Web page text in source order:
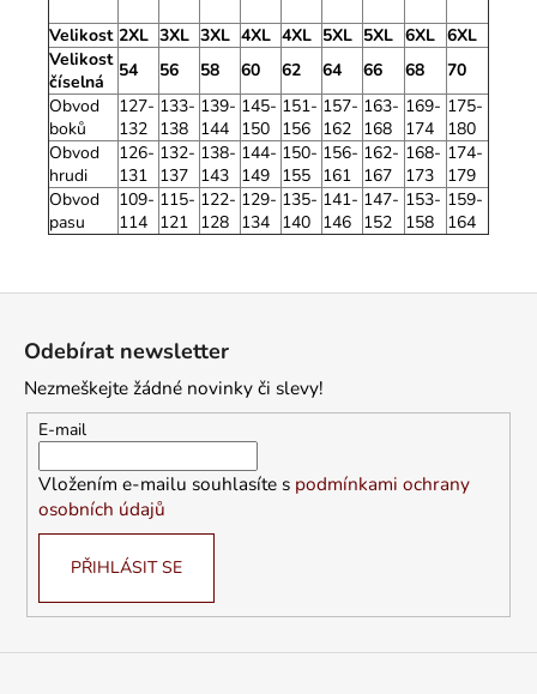
Velikost 2XL 3XL 3XL 4XL 4XL 5XL 5XL 6XL 6XL
Velikost
číselná
54 56 58 60 62 64 66 68
70
Obvod
boků
127-
132
133-
138
139-
144
145-
150
151-
156
157-
162
163-
168
169-
174
175-
180
Obvod
hrudi
126-
131
132-
137
138-
143
144-
149
150-
155
156-
161
162-
167
168-
173
174-
179
Obvod
pasu
109-
114
115-
121
122-
128
129-
134
135-
140
141-
146
147-
152
153-
158
159-
164
Odebírat newsletter
Nezmeškejte žádné novinky či slevy!
E-mail
Vložením e-mailu souhlasíte s podmínkami ochrany
osobních údajů
PŘIHLÁSIT SE